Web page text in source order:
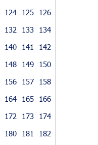
124 125
126
132 133
134
140 141
142
148 149
150
156 157
158
164 165
166
172 173
174
180 181
182